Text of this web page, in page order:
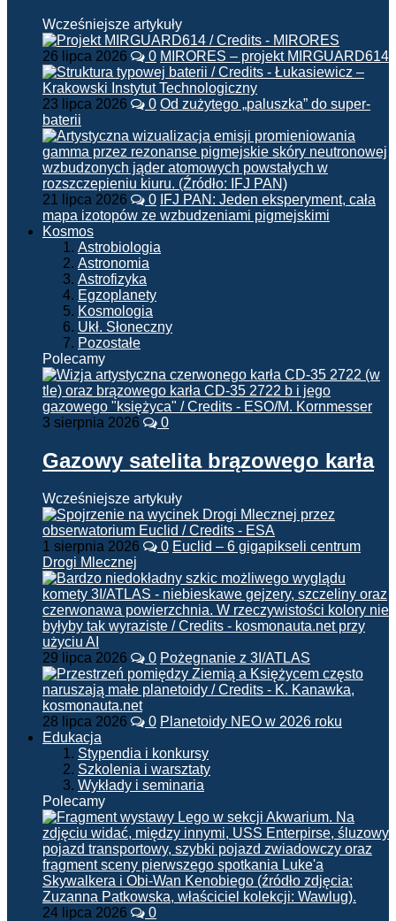
Wcześniejsze artykuły
26 lipca 2026 0 MIRORES – projekt MIRGUARD614
23 lipca 2026 0 Od zużytego „paluszka” do super-
baterii
21 lipca 2026 0 IFJ PAN: Jeden eksperyment, cała
mapa izotopów ze wzbudzeniami pigmejskimi
Kosmos
Astrobiologia
Astronomia
Astrofizyka
Egzoplanety
Kosmologia
Ukł. Słoneczny
Pozostałe
Polecamy
3 sierpnia 2026 0
Gazowy satelita brązowego karła
Wcześniejsze artykuły
1 sierpnia 2026 0 Euclid – 6 gigapikseli centrum
Drogi Mlecznej
29 lipca 2026 0 Pożegnanie z 3I/ATLAS
28 lipca 2026 0 Planetoidy NEO w 2026 roku
Edukacja
Stypendia i konkursy
Szkolenia i warsztaty
Wykłady i seminaria
Polecamy
24 lipca 2026 0